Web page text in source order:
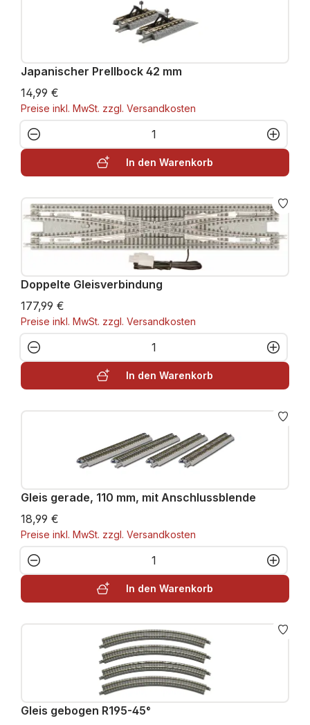
Japanischer Prellbock 42 mm
14,99 €
Preise inkl. MwSt. zzgl. Versandkosten
Produkt Anzahl: Gib den
In den Warenkorb
Doppelte Gleisverbindung
177,99 €
Preise inkl. MwSt. zzgl. Versandkosten
Produkt Anzahl: Gib den
In den Warenkorb
Gleis gerade, 110 mm, mit Anschlussblende
18,99 €
Preise inkl. MwSt. zzgl. Versandkosten
Produkt Anzahl: Gib den
In den Warenkorb
Gleis gebogen R195-45°